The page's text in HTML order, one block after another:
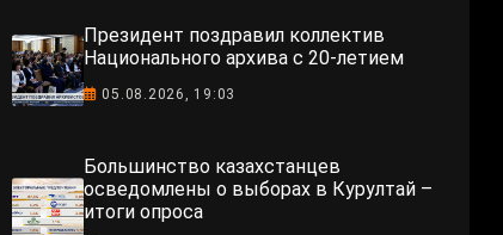
Президент поздравил коллектив
Национального архива с 20-летием
05.08.2026, 19:03
Большинство казахстанцев
осведомлены о выборах в Курултай –
итоги опроса